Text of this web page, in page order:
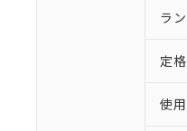
ラ
定
使